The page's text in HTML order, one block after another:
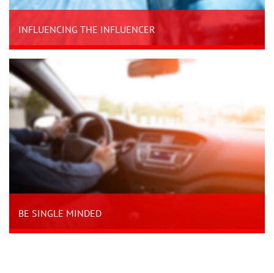
INFLUENCING THE INFLUENCER
BE SINGLE MINDED